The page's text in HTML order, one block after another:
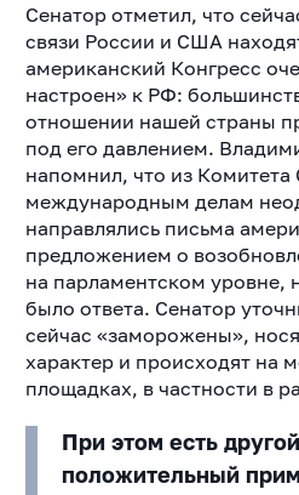
Сенатор отметил, что
связи России и США
американский Конгресс
настроен» к РФ:
отношении нашей страны
под его давлением.
напомнил, что из
международным делам
направлялись письма
предложением о
на парламентском уровне,
было ответа. Сенатор
сейчас «заморожены»,
характер и происходят на
площадках, в частности в
При этом есть другой
положительный